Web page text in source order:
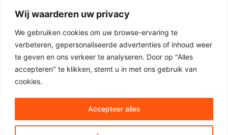
Wij waarderen uw privacy
We gebruiken cookies om uw browse-ervaring te
verbeteren, gepersonaliseerde advertenties of inhoud weer
te geven en ons verkeer te analyseren. Door op "Alles
accepteren" te klikken, stemt u in met ons gebruik van
cookies.
Accepteer alles
• eiken balk 25x25 cm
• eiken balken 30x30 cm
• eiken balk 5 meter
• eiken balk 7 meter
Copyright © 2024 Alle rechten voorbehouden